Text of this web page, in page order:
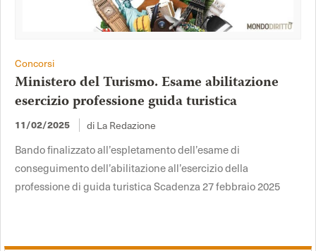
Concorsi
Ministero del Turismo. Esame abilitazione
esercizio professione guida turistica
11/02/2025 di La Redazione
Bando finalizzato all’espletamento dell’esame di
conseguimento dell’abilitazione all’esercizio della
professione di guida turistica Scadenza 27 febbraio 2025